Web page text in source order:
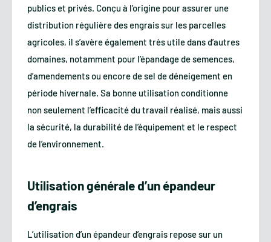
publics et privés. Conçu à l’origine pour assurer une
distribution régulière des engrais sur les parcelles
agricoles, il s’avère également très utile dans d’autres
domaines, notamment pour l’épandage de semences,
d’amendements ou encore de sel de déneigement en
période hivernale. Sa bonne utilisation conditionne
non seulement l’efficacité du travail réalisé, mais aussi
la sécurité, la durabilité de l’équipement et le respect
de l’environnement.
Utilisation générale d’un épandeur
d’engrais
L’utilisation d’un épandeur d’engrais repose sur un